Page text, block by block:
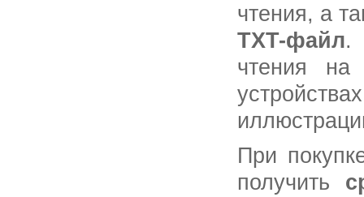
чтения, а
TXT-файл.
чтения на
При
получить